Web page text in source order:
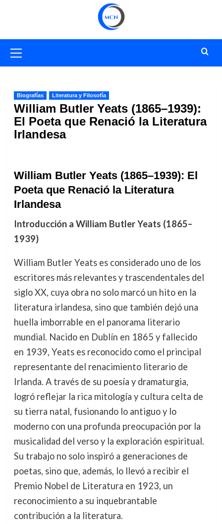
primario
Biografías Literatura y Filosofía
William Butler Yeats (1865–1939):
El Poeta que Renació la Literatura
Irlandesa
William Butler Yeats (1865–1939): El
Poeta que Renació la Literatura
Irlandesa
Introducción a William Butler Yeats (1865–
1939)
William Butler Yeats es considerado uno de los
escritores más relevantes y trascendentales del
siglo XX, cuya obra no solo marcó un hito en la
literatura irlandesa, sino que también dejó una
huella imborrable en el panorama literario
mundial. Nacido en Dublín en 1865 y fallecido
en 1939, Yeats es reconocido como el principal
representante del renacimiento literario de
Irlanda. A través de su poesía y dramaturgia,
logró reflejar la rica mitología y cultura celta de
su tierra natal, fusionando lo antiguo y lo
moderno con una profunda preocupación por la
musicalidad del verso y la exploración espiritual.
Su trabajo no solo inspiró a generaciones de
poetas, sino que, además, lo llevó a recibir el
Premio Nobel de Literatura en 1923, un
reconocimiento a su inquebrantable
contribución a la literatura.